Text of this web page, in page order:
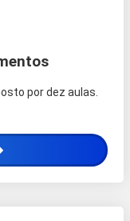
por dez aulas.